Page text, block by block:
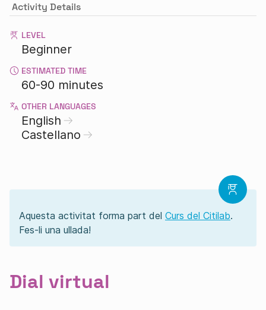
Activity Details
LEVEL
Beginner
ESTIMATED TIME
60-90 minutes
OTHER LANGUAGES
English
Castellano
Aquesta activitat forma part del Curs del Citilab.
Fes-li una ullada!
Dial virtual